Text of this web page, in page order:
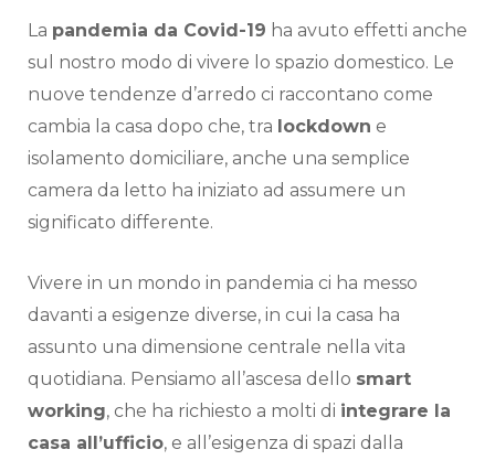
La pandemia da Covid-19 ha avuto effetti anche
sul nostro modo di vivere lo spazio domestico. Le
nuove tendenze d’arredo ci raccontano come
cambia la casa dopo che, tra lockdown e
isolamento domiciliare, anche una semplice
camera da letto ha iniziato ad assumere un
significato differente.
Vivere in un mondo in pandemia ci ha messo
davanti a esigenze diverse, in cui la casa ha
assunto una dimensione centrale nella vita
quotidiana. Pensiamo all’ascesa dello smart
working, che ha richiesto a molti di integrare la
casa all’ufficio, e all’esigenza di spazi dalla